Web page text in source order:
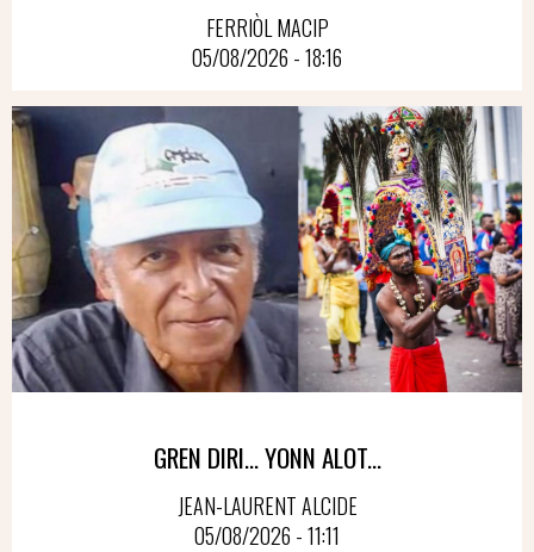
FERRIÒL MACIP
05/08/2026 - 18:16
GREN DIRI… YONN ALOT...
JEAN-LAURENT ALCIDE
05/08/2026 - 11:11